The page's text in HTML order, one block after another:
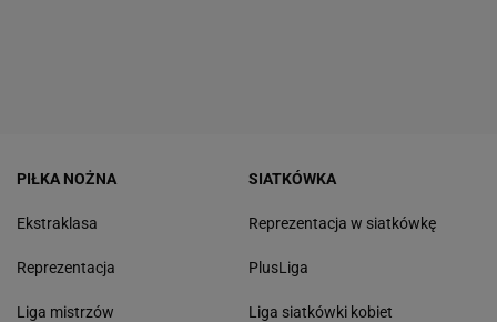
PIŁKA NOŻNA
Ekstraklasa
Reprezentacja
Liga mistrzów
SIATKÓWKA
Reprezentacja w siatkówkę
PlusLiga
Liga siatkówki kobiet